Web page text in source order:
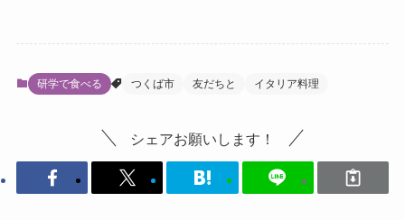
研学で食べる つくば市 友だちと イタリア料理
シェアお願いします！